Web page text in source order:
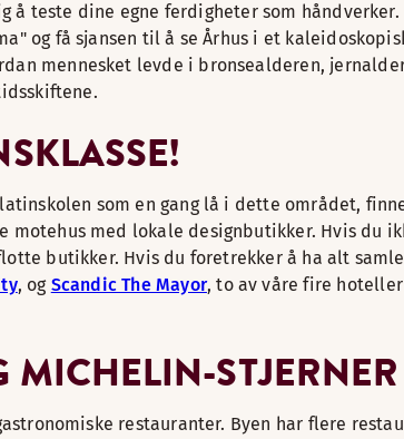
teste dine egne ferdigheter som
og få sjansen til å se Århus i et
mennesket levde i bronsealderen,
som en gang lå i dette området,
motehus med lokale designbutikker. Hvis du
butikker. Hvis du foretrekker å ha alt
, og Scandic The Mayor, to av våre fire
MICHELIN-STJERNER
restauranter. Byen har flere